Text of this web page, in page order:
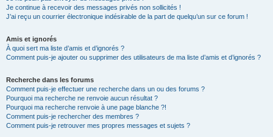
Je continue à recevoir des messages privés non sollicités !
J’ai reçu un courrier électronique indésirable de la part de quelqu’un sur ce forum !
Amis et ignorés
À quoi sert ma liste d’amis et d’ignorés ?
Comment puis-je ajouter ou supprimer des utilisateurs de ma liste d’amis et d’ignorés ?
Recherche dans les forums
Comment puis-je effectuer une recherche dans un ou des forums ?
Pourquoi ma recherche ne renvoie aucun résultat ?
Pourquoi ma recherche renvoie à une page blanche ?!
Comment puis-je rechercher des membres ?
Comment puis-je retrouver mes propres messages et sujets ?